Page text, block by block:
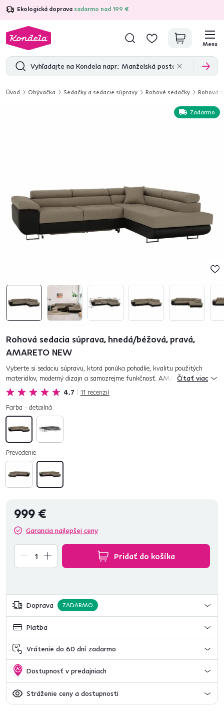
Ekologická doprava zadarmo nad 199 €
4,7 31 285overených produktových recenzií
Menu
Úvod Obývačka Sedačky a sedacie súpravy Rohové sedačky Rohová
Zadarmo
Rohová sedacia súprava, hnedá/béžová, pravá,
AMARETO NEW
4,7 11 recenzií
Vyberte si sedaciu súpravu, ktorá ponúka pohodlie, kvalitu použitých
materiálov, moderný dizajn a samozrejme funkčnosť. AMARETO NEW
spĺňa všetky kritéria výbornej sedačky. Je rozkladacia, takže pon...
Čítať viac
Farba - detailná
Prevedenie
999 €
Garancia najlepšej ceny
Pridať do košíka
Doprava ZADARMO
Platba
Vrátenie do 60 dní zadarmo
Dostupnosť v predajniach
Stráženie ceny a dostupnosti